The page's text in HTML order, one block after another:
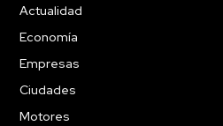
Actualidad
Economía
Empresas
Ciudades
Motores